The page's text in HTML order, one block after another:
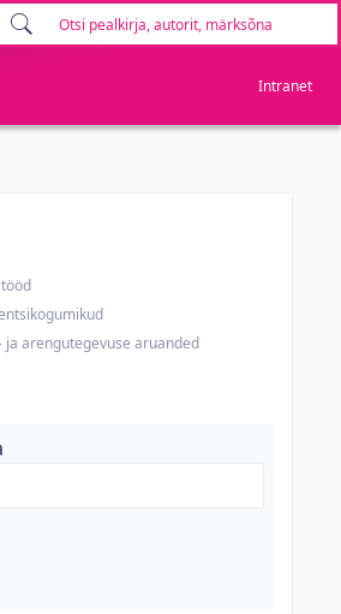
Intranet
ja arengutegevuse aruanded